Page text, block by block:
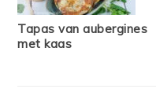
Tapas van aubergines
met kaas